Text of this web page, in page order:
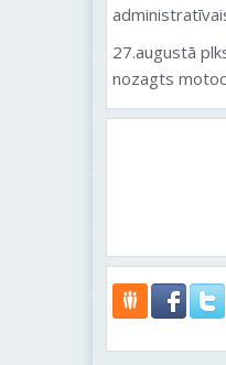
27.augustā
nozagts